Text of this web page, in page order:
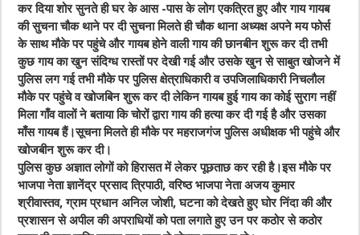
कर दिया शोर सुनते ही घर के आस -पास के लोग एकत्रित हुए और गाय गायब
की सुचना चौक थाने पर दी सुचना मिलते ही चौक थाना अध्यक्ष अपने मय फोर्स
के साथ मौके पर पहुंचे और गायब होने वाली गाय की छानबीन शुरू कर दी तभी
कुछ गाय का खुन संदिग्ध रास्तों पर देखी गई और उसके खुन से साबुत खोजने में
पुलिस लग गई तभी मौके पर पुलिस क्षेत्राधिकारी व उपजिलाधिकारी निचलौल
मौके पर पहुंचे व खोजबिन शुरू कर दी लेकिन गायब हुई गाय का कोई सुराग नहीं
मिला गाँव वालों ने बताया कि चोरों द्वारा गाय की हत्या कर दी गई है और उसका
माँस गायब हैं।सूचना मिलते ही मौके पर महराजगंज पुलिस अधीक्षक भी पहुंचे और
खोजबीन शुरू कर दी।
पुलिस कुछ अज्ञात लोगों को हिरासत में लेकर पूछताछ कर रही है।इस मौके पर
भाजपा नेता ज्ञानेंद्र प्रसाद त्रिपाठी, वरिष्ठ भाजपा नेता अजय कुमार
श्रीवास्तव, ग्राम प्रधान अनिल जोशी, घटना को देखते हुए घोर निंदा की और
प्रशासन से अपील की अपराधियों को पता लगाते हुए उन पर कठोर से कठोर